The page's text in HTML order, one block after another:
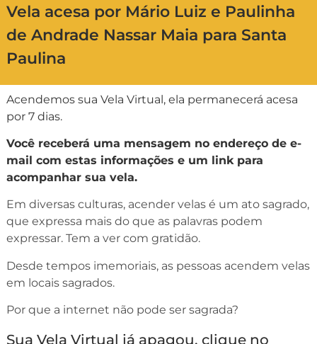
Vela acesa por Mário Luiz e Paulinha
de Andrade Nassar Maia para Santa
Paulina
Acendemos sua Vela Virtual, ela permanecerá acesa
por 7 dias.
Você receberá uma mensagem no endereço de e-
mail com estas informações e um link para
acompanhar sua vela.
Em diversas culturas, acender velas é um ato sagrado,
que expressa mais do que as palavras podem
expressar. Tem a ver com gratidão.
Desde tempos imemoriais, as pessoas acendem velas
em locais sagrados.
Por que a internet não pode ser sagrada?
Sua Vela Virtual já apagou, clique no